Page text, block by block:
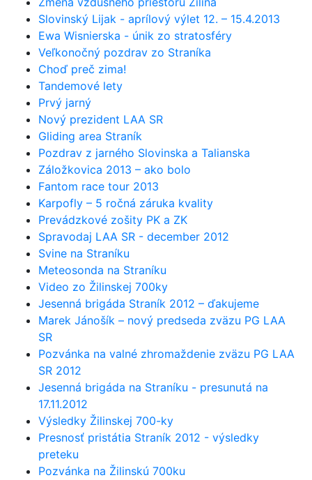
Slovinský Lijak - aprílový výlet 12. – 15.4.2013
Ewa Wisnierska - únik zo stratosféry
Veľkonočný pozdrav zo Straníka
Choď preč zima!
Tandemové lety
Prvý jarný
Nový prezident LAA SR
Gliding area Straník
Pozdrav z jarného Slovinska a Talianska
Záložkovica 2013 – ako bolo
Fantom race tour 2013
Karpofly – 5 ročná záruka kvality
Prevádzkové zošity PK a ZK
Spravodaj LAA SR - december 2012
Svine na Straníku
Meteosonda na Straníku
Video zo Žilinskej 700ky
Jesenná brigáda Straník 2012 – ďakujeme
Marek Jánošík – nový predseda zväzu PG LAA
SR
Pozvánka na valné zhromaždenie zväzu PG LAA
SR 2012
Jesenná brigáda na Straníku - presunutá na
17.11.2012
Výsledky Žilinskej 700-ky
Presnosť pristátia Straník 2012 - výsledky
preteku
Pozvánka na Žilinskú 700ku